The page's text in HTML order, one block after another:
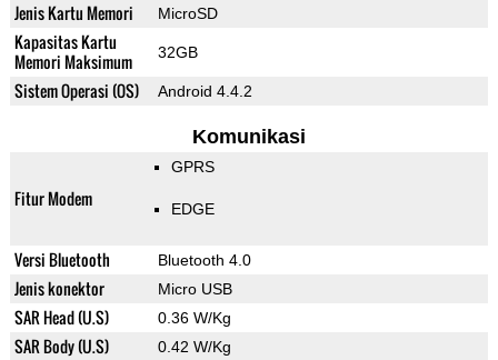
Jenis Kartu Memori MicroSD
Kapasitas Kartu
Memori Maksimum
32GB
Sistem Operasi (OS) Android 4.4.2
Komunikasi
Fitur Modem
GPRS
EDGE
Versi Bluetooth Bluetooth 4.0
Jenis konektor Micro USB
SAR Head (U.S) 0.36 W/Kg
SAR Body (U.S) 0.42 W/Kg